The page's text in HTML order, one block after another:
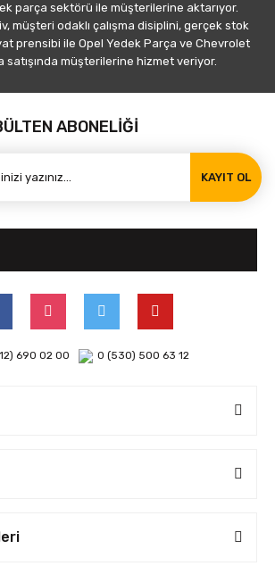
parça sektörü ile müşterilerine aktarıyor.
müşteri odaklı çalışma disiplini, gerçek stok
prensibi ile Opel Yedek Parça ve Chevrolet
satışında müşterilerine hizmet veriyor.
ABONELİĞİ
KAYIT OL
690 02 00 0 (530) 500 63 12